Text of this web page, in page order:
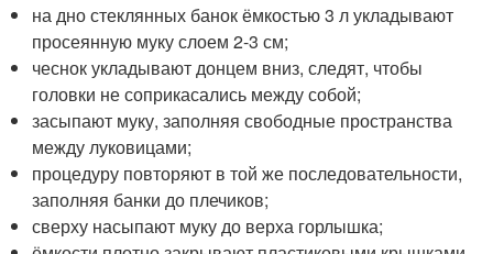
на дно стеклянных банок ёмкостью 3 л укладывают
просеянную муку слоем 2-3 см;
чеснок укладывают донцем вниз, следят, чтобы
головки не соприкасались между собой;
засыпают муку, заполняя свободные пространства
между луковицами;
процедуру повторяют в той же последовательности,
заполняя банки до плечиков;
сверху насыпают муку до верха горлышка;